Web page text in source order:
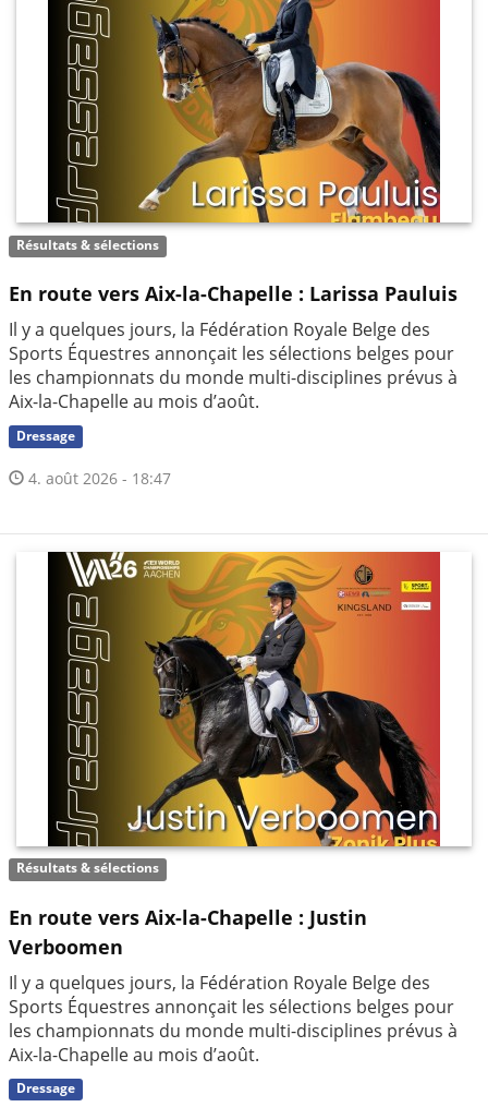
Résultats & sélections
En route vers Aix-la-Chapelle : Larissa Pauluis
Il y a quelques jours, la Fédération Royale Belge des
Sports Équestres annonçait les sélections belges pour
les championnats du monde multi-disciplines prévus à
Aix-la-Chapelle au mois d’août.
Dressage
4. août 2026 - 18:47
Résultats & sélections
En route vers Aix-la-Chapelle : Justin
Verboomen
Il y a quelques jours, la Fédération Royale Belge des
Sports Équestres annonçait les sélections belges pour
les championnats du monde multi-disciplines prévus à
Aix-la-Chapelle au mois d’août.
Dressage